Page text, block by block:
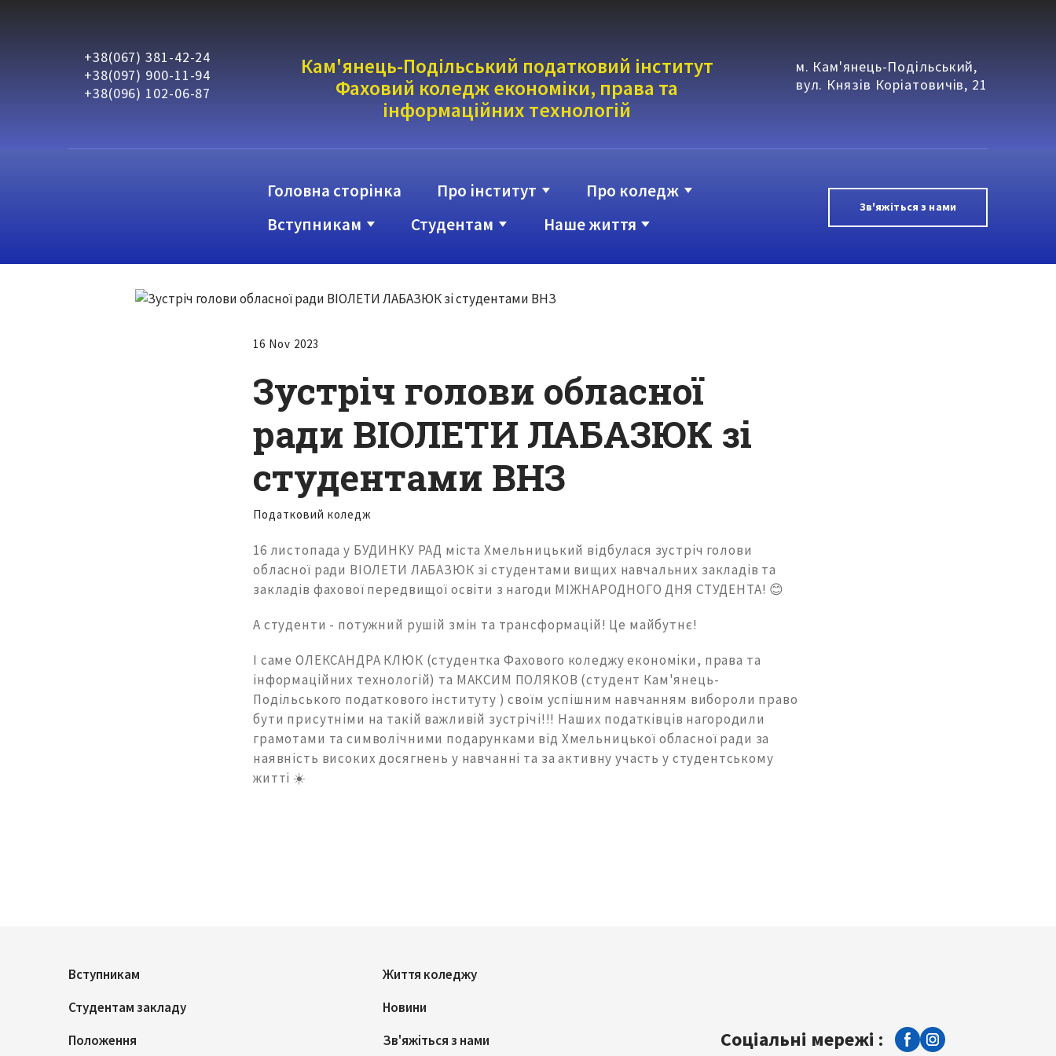
+38(067) 381-42-24
+38(097) 900-11-94
+38(096) 102-06-87
Кам'янець-Подільський податковий інститут
Фаховий коледж економіки, права та
інформаційних технологій
м. Кам'янець-Подільський,
вул. Князів Коріатовичів, 21
Головна сторінка Про інститут
Про коледж
Вступникам
Студентам Наше життя
Зв'яжіться з нами
16 Nov 2023
Зустріч голови обласної
ради ВІОЛЕТИ ЛАБАЗЮК зі
студентами ВНЗ
Податковий коледж
16 листопада у БУДИНКУ РАД міста Хмельницький відбулася зустріч голови
обласної ради ВІОЛЕТИ ЛАБАЗЮК зі студентами вищих навчальних закладів та
закладів фахової передвищої освіти з нагоди МІЖНАРОДНОГО ДНЯ СТУДЕНТА! 😊
А студенти - потужний рушій змін та трансформацій! Це майбутнє!
І саме ОЛЕКСАНДРА КЛЮК (студентка Фахового коледжу економіки, права та
інформаційних технологій) та МАКСИМ ПОЛЯКОВ (студент Кам'янець-
Подільського податкового інституту ) своїм успішним навчанням вибороли право
бути присутніми на такій важливій зустрічі!!! Наших податківців нагородили
грамотами та символічними подарунками від Хмельницької обласної ради за
наявність високих досягнень у навчанні та за активну участь у студентському
житті ☀️
Вступникам
Студентам закладу
Положення
Життя коледжу
Новини
Зв'яжіться з нами
Соціальні мережі :